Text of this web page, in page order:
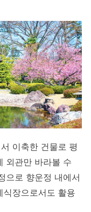
이축한 건물로 평
외관만 바라볼 수
으로 향운정 내에서
장으로서도 활용